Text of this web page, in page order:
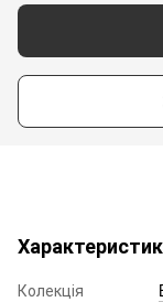
Колекція